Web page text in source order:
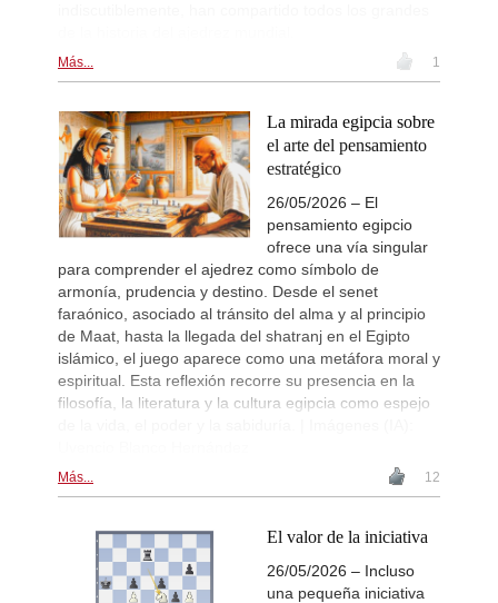
Más... 1
La mirada egipcia sobre
el arte del pensamiento
estratégico
26/05/2026 – El
pensamiento egipcio
ofrece una vía singular
para comprender el ajedrez como símbolo de
armonía, prudencia y destino. Desde el senet
faraónico, asociado al tránsito del alma y al principio
de Maat, hasta la llegada del shatranj en el Egipto
islámico, el juego aparece como una metáfora moral y
espiritual. Esta reflexión recorre su presencia en la
filosofía, la literatura y la cultura egipcia como espejo
Más... 12
El valor de la iniciativa
26/05/2026 – Incluso
una pequeña iniciativa